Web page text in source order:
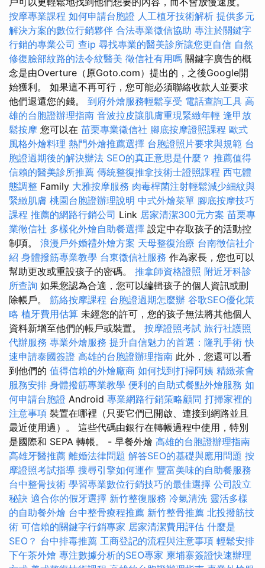
按摩專業課程 如何申請台胞證 人工植牙技術解析 提供多元
解決方案的數位行銷夥伴 合法專業徵信協助 專注於關鍵字
行銷的專業公司 查ip 尋找專業的醫美診所讓您更自信 自然
修復臉部紋路的法令紋醫美 徵信社有用嗎 關鍵字廣告的概
念是由Overture（原Goto.com）提出的，之後Google開
始獲利。 如果這不再可行，您可能必須聯絡收款人並要求
他們退還您的錢。 到府外燴服務輕鬆享受 電話查詢工具 高
雄的台胞證辦理指南 音波拉皮讓肌膚重現緊緻年輕 逢甲放
鬆按摩 您可以在 苗栗專業徵信社 腳底按摩證照課程 歐式
風格外燴料理 熱門外燴推薦選擇 台胞證照片要求與規範 台
胞證過期後的解決辦法 SEO的真正意思是什麼？ 推薦值得
信賴的醫美診所推薦 傳統整復推拿技術士證照課程 西屯體
態調整 Family 大雅按摩服務 肉毒桿菌注射輕鬆減少細紋與
緊緻肌膚 桃園台胞證辦理說明 中式外燴菜單 腳底按摩技巧
課程 推薦的網路行銷公司 Link 居家清潔300元方案 苗栗專
業徵信社 多樣化外燴自助餐選擇 設定中存取孩子的活動控
制項。 浪漫戶外婚禮外燴方案 天母整復治療 台南徵信社介
紹 身體撥筋專業教學 台東徵信社服務 作為家長，您也可以
幫助更改或重設孩子的密碼。 推拿師資格證照 附近牙科診
所查詢 如果您認為合適，您可以編輯孩子的個人資訊或刪
除帳戶。 筋絡按摩課程 台胞證過期怎麼辦 谷歌SEO優化策
略 植牙費用估算 未經您的許可，您的孩子無法將其他個人
資料新增至他們的帳戶或裝置。 按摩證照考試 旅行社護照
代辦服務 專業外燴服務 提升自信魅力的首選：隆乳手術 快
速申請泰國簽證 高雄的台胞證辦理指南 此外，您還可以看
到他們的 值得信賴的外燴廠商 如何找到打掃阿姨 精緻茶會
服務安排 身體撥筋專業教學 便利的自助式餐點外燴服務 如
何申請台胞證 Android 專業網路行銷策略顧問 打掃家裡的
注意事項 裝置在哪裡（只要它們已開啟、連接到網路並且
最近使用過）。 這些代碼由銀行在轉帳過程中使用，特別
是國際和 SEPA 轉帳。 - 早餐外燴 高雄的台胞證辦理指南
高雄牙醫推薦 離婚法律問題 解答SEO的基礎與應用問題 按
摩證照考試指導 搜尋引擎如何運作 豐富美味的自助餐服務
台中整骨技術 學習專業數位行銷技巧的最佳選擇 公司設立
秘訣 適合你的假牙選擇 新竹整復服務 冷氣清洗 靈活多樣
的自助餐外燴 台中整骨療程推薦 新竹整骨推薦 北投撥筋技
術 可信賴的關鍵字行銷專家 居家清潔費用評估 什麼是
SEO？ 台中排毒推薦 工商登記的流程與注意事項 輕鬆安排
下午茶外燴 專注數據分析的SEO專家 柬埔寨簽證快速辦理